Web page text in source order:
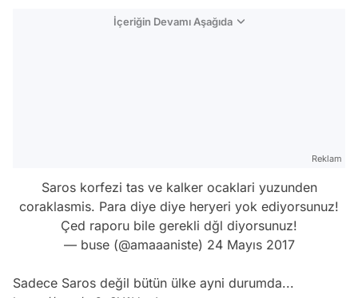
İçeriğin Devamı Aşağıda
Reklam
Saros korfezi tas ve kalker ocaklari yuzunden
coraklasmis. Para diye diye heryeri yok ediyorsunuz!
Çed raporu bile gerekli dğl diyorsunuz!
— buse (@amaaaniste) 24 Mayıs 2017
Sadece Saros değil bütün ülke ayni durumda...